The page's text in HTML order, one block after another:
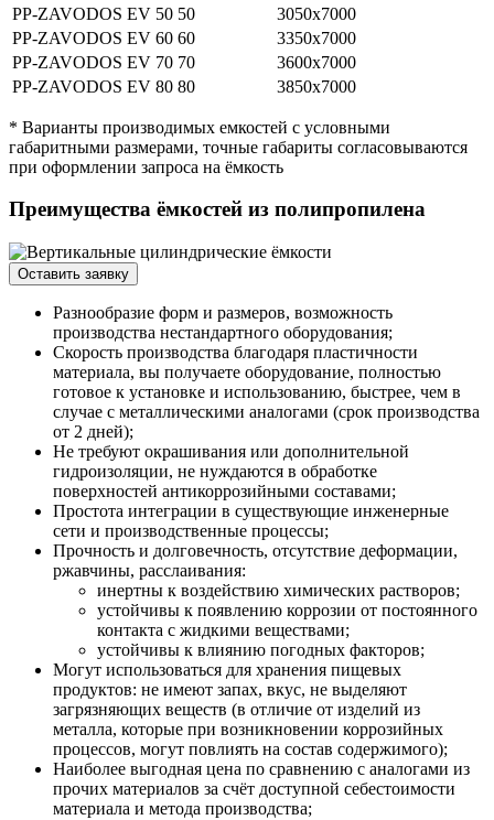
PP-ZAVODOS EV 50 50
3050х7000
PP-ZAVODOS EV 60 60
3350х7000
PP-ZAVODOS EV 70 70
3600х7000
PP-ZAVODOS EV 80 80 3850х7000
* Варианты производимых емкостей с условными
габаритными размерами, точные габариты согласовываются
при оформлении запроса на ёмкость
Преимущества ёмкостей из полипропилена
Оставить заявку
Разнообразие форм и размеров, возможность
производства нестандартного оборудования;
Скорость производства благодаря пластичности
материала, вы получаете оборудование, полностью
готовое к установке и использованию, быстрее, чем в
случае с металлическими аналогами (срок производства
от 2 дней);
Не требуют окрашивания или дополнительной
гидроизоляции, не нуждаются в обработке
поверхностей антикоррозийными составами;
Простота интеграции в существующие инженерные
сети и производственные процессы;
Прочность и долговечность, отсутствие деформации,
ржавчины, расслаивания:
инертны к воздействию химических растворов;
устойчивы к появлению коррозии от постоянного
контакта с жидкими веществами;
устойчивы к влиянию погодных факторов;
Могут использоваться для хранения пищевых
продуктов: не имеют запах, вкус, не выделяют
загрязняющих веществ (в отличие от изделий из
металла, которые при возникновении коррозийных
процессов, могут повлиять на состав содержимого);
Наиболее выгодная цена по сравнению с аналогами из
прочих материалов за счёт доступной себестоимости
материала и метода производства;